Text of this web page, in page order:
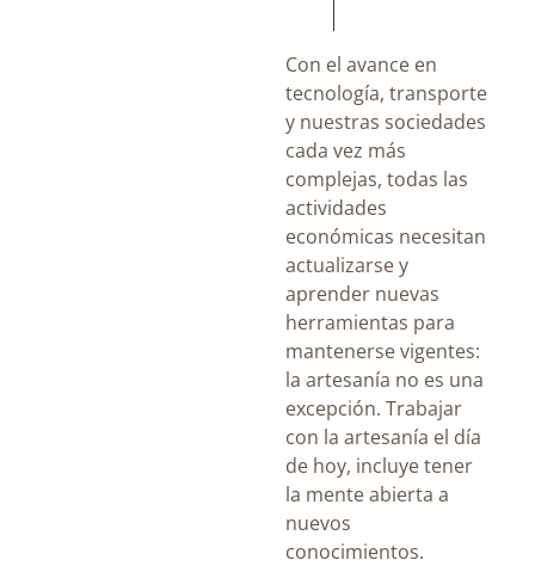
Con el avance en
tecnología, transporte
y nuestras sociedades
cada vez más
complejas, todas las
actividades
económicas necesitan
actualizarse y
aprender nuevas
herramientas para
mantenerse vigentes:
la artesanía no es una
excepción. Trabajar
con la artesanía el día
de hoy, incluye tener
la mente abierta a
nuevos
conocimientos.